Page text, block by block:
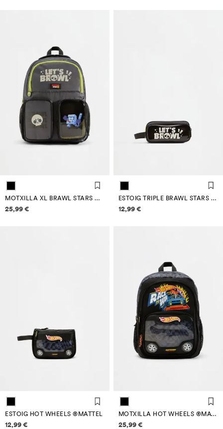
MOTXILLA XL BRAWL STARS ©SUPERCELL OY
Informació de preus
25,99 €
ESTOIG TRIPLE BRAWL STARS ©SUPERCELL OY
Informació de preus
12,99 €
ESTOIG HOT WHEELS ®MATTEL
Informació de preus
12,99 €
MOTXILLA HOT WHEELS ®MATTEL
Informació de preus
25,99 €